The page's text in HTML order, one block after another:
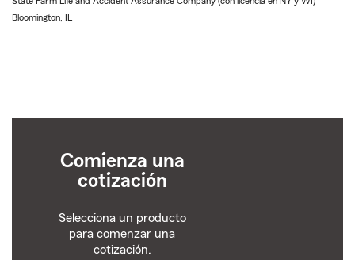
Bloomington, IL
Comienza una
cotización
Selecciona un producto
para comenzar una
cotización.